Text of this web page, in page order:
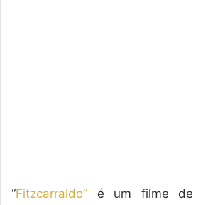
“Fitzcarraldo” é um filme de